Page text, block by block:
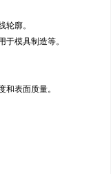
廓。
模具制造等。
表面质量。